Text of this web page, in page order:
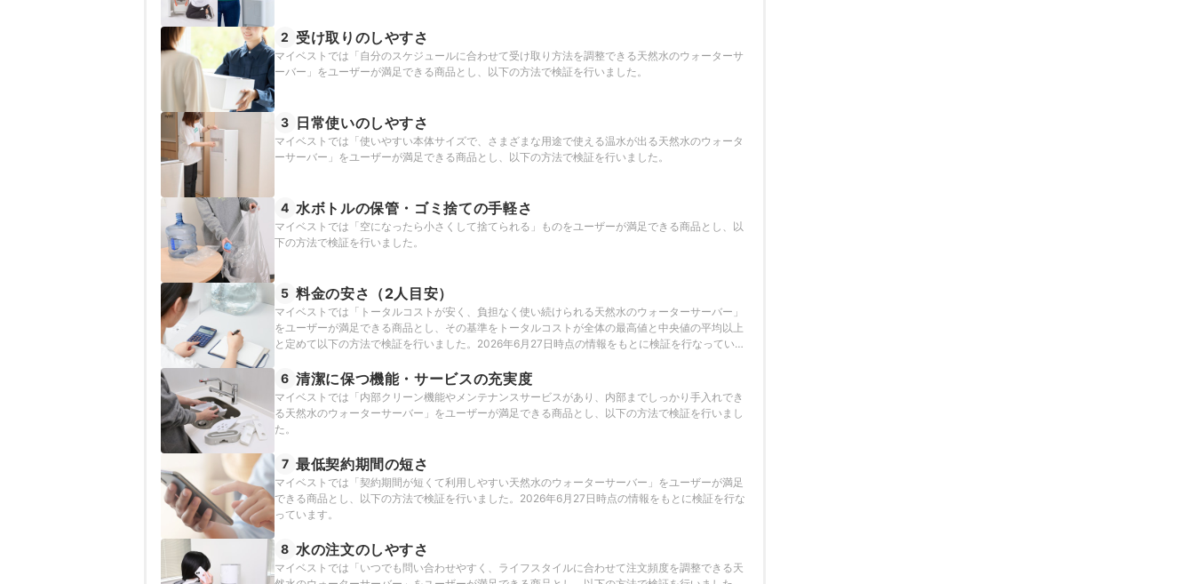
2 受け取りのしやすさ
マイベストでは「自分のスケジュールに合わせて受け取り方法を調整できる天然水のウォーターサ
ーバー」をユーザーが満足できる商品とし、以下の方法で検証を行いました。
3 日常使いのしやすさ
マイベストでは「使いやすい本体サイズで、さまざまな用途で使える温水が出る天然水のウォータ
ーサーバー」をユーザーが満足できる商品とし、以下の方法で検証を行いました。
4 水ボトルの保管・ゴミ捨ての手軽さ
マイベストでは「空になったら小さくして捨てられる」ものをユーザーが満足できる商品とし、以
下の方法で検証を行いました。
5 料金の安さ（2人目安）
マイベストでは「トータルコストが安く、負担なく使い続けられる天然水のウォーターサーバー」
をユーザーが満足できる商品とし、その基準をトータルコストが全体の最高値と中央値の平均以上
と定めて以下の方法で検証を行いました。2026年6月27日時点の情報をもとに検証を行なっていま
6 清潔に保つ機能・サービスの充実度
マイベストでは「内部クリーン機能やメンテナンスサービスがあり、内部までしっかり手入れでき
る天然水のウォーターサーバー」をユーザーが満足できる商品とし、以下の方法で検証を行いまし
た。
7 最低契約期間の短さ
マイベストでは「契約期間が短くて利用しやすい天然水のウォーターサーバー」をユーザーが満足
できる商品とし、以下の方法で検証を行いました。2026年6月27日時点の情報をもとに検証を行な
っています。
8 水の注文のしやすさ
マイベストでは「いつでも問い合わせやすく、ライフスタイルに合わせて注文頻度を調整できる天